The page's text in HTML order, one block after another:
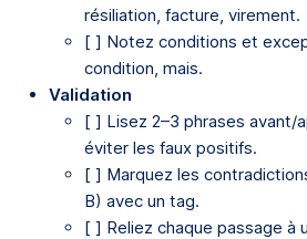
résiliation, facture, virement.
[ ] Notez conditions et
condition, mais.
Validation
[ ] Lisez 2–3 phrases avant/
éviter les faux positifs.
[ ] Marquez les
B) avec un tag.
[ ] Reliez chaque passage à